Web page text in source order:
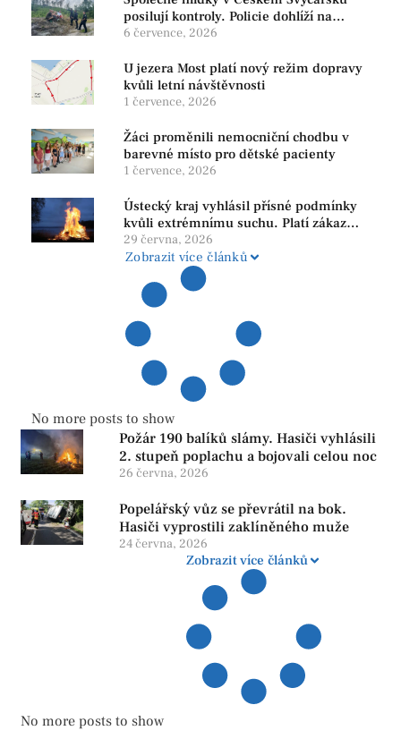
posilují kontroly. Policie dohlíží na
bezpečnost i ochranu přírody
6 července, 2026
U jezera Most platí nový režim dopravy
kvůli letní návštěvnosti
1 července, 2026
Žáci proměnili nemocniční chodbu v
barevné místo pro dětské pacienty
1 července, 2026
Ústecký kraj vyhlásil přísné podmínky
kvůli extrémnímu suchu. Platí zákaz
ohňů i pyrotechniky
29 června, 2026
Zobrazit více článků
No more posts to show
Požár 190 balíků slámy. Hasiči vyhlásili
2. stupeň poplachu a bojovali celou noc
26 června, 2026
Popelářský vůz se převrátil na bok.
Hasiči vyprostili zaklíněného muže
24 června, 2026
Zobrazit více článků
No more posts to show